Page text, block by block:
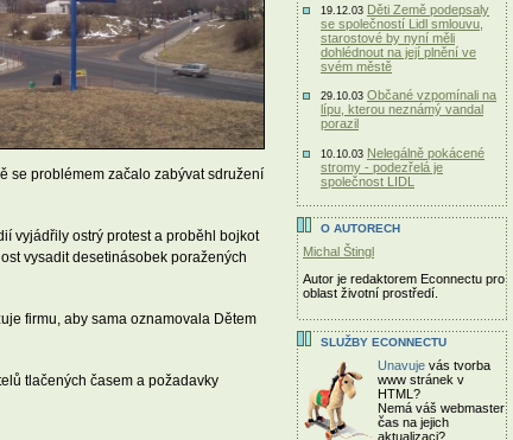
se problémem začalo zabývat sdružení
vyjádřily ostrý protest a proběhl bojkot
vysadit desetinásobek poražených
firmu, aby sama oznamovala Dětem
tlačených časem a požadavky
19.12.03 Děti Země podepsaly
se společností Lidl smlouvu,
starostové by nyní měli
dohlédnout na její plnění ve
svém městě
29.10.03 Občané vzpomínali na
lípu, kterou neznámý vandal
porazil
10.10.03 Nelegálně pokácené
stromy - podezřelá je
společnost LIDL
O AUTORECH
Michal Štingl
Autor je redaktorem Econnectu pro
oblast životní prostředí.
SLUŽBY ECONNECTU
Unavuje vás tvorba
www stránek v
HTML?
Nemá váš webmaster
čas na jejich
aktualizaci?